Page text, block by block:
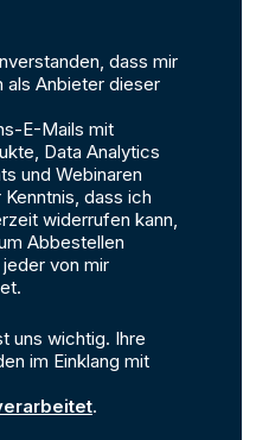
dass mir
als Anbieter dieser
E-Mails mit
Data Analytics
und Webinaren
dass ich
widerrufen kann,
Abbestellen
von mir
uns wichtig. Ihre
im Einklang mit
.